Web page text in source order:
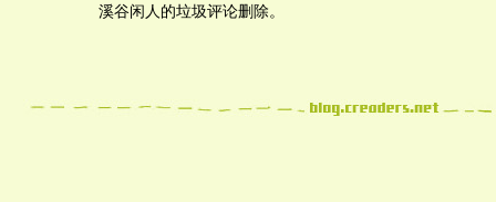
溪谷闲人的垃圾评论删除。